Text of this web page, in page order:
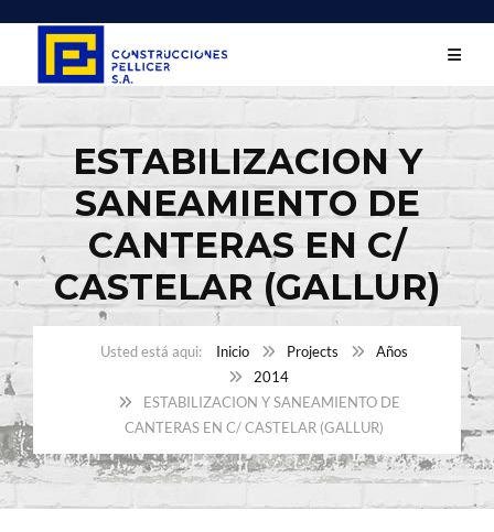
ESTABILIZACION Y
SANEAMIENTO DE
CANTERAS EN C/
CASTELAR (GALLUR)
Inicio Projects
Años
2014
ESTABILIZACION Y SANEAMIENTO DE
CANTERAS EN C/ CASTELAR (GALLUR)